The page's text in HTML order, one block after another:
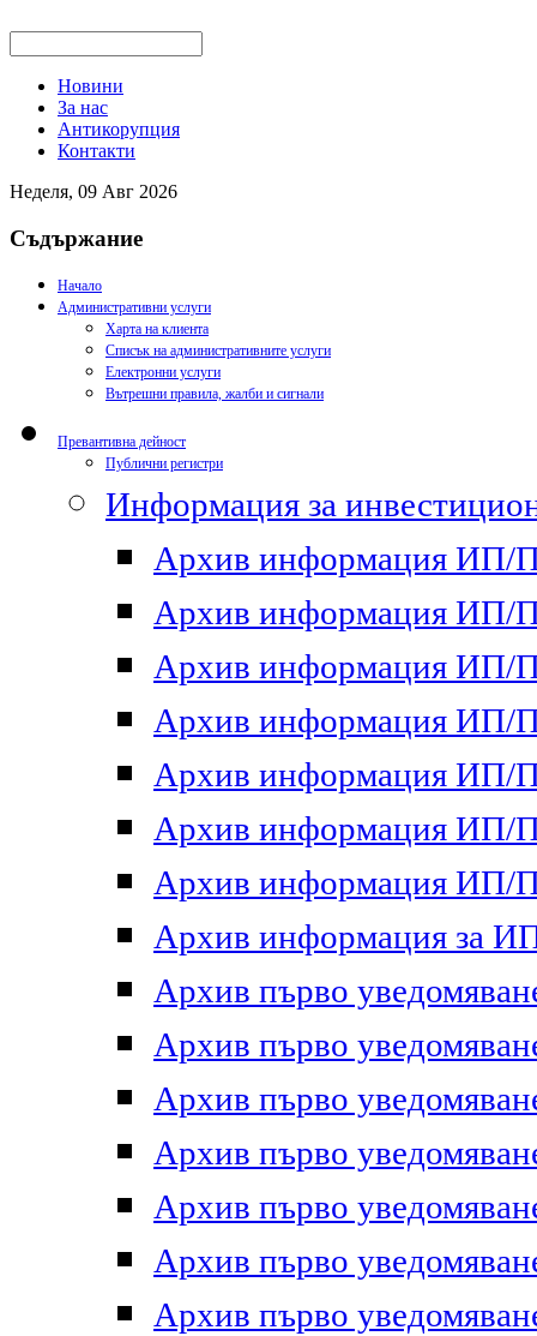
Новини
За нас
Антикорупция
Контакти
Неделя, 09 Авг 2026
Съдържание
Начало
Административни услуги
Харта на клиента
Списък на административните услуги
Електронни услуги
Вътрешни правила, жалби и сигнали
Превантивна дейност
Публични регистри
Информация за
Архив информация ИП/
Архив информация ИП/
Архив информация ИП/
Архив информация ИП/
Архив информация ИП/
Архив информация ИП/
Архив информация ИП/
Архив информация за
Архив първо
Архив първо
Архив първо
Архив първо
Архив първо
Архив първо
Архив първо